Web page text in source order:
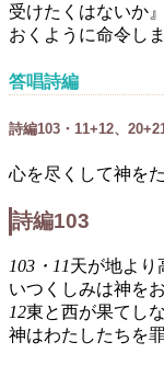
受けたくはないか
おくように命令し
答唱詩編
詩編103・11+12、
心を尽くして神を
詩編103
103・11天が地より
いつくしみは神を
12東と西が果てし
神はわたしたちを